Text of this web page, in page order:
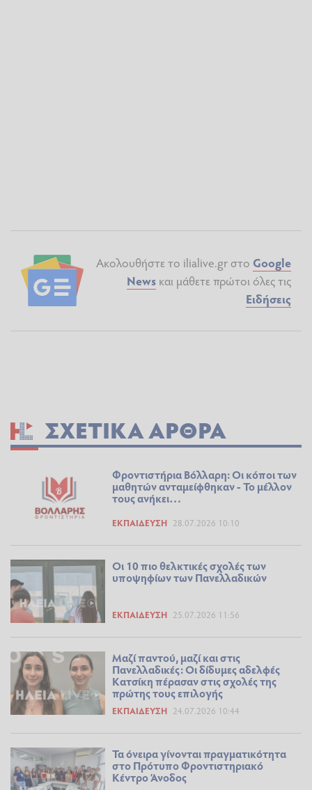
Ακολουθήστε το ilialive.gr στο Google
News και μάθετε πρώτοι όλες τις
Ειδήσεις
ΣΧΕΤΙΚΆ ΆΡΘΡΑ
Φροντιστήρια Βόλλαρη: Οι κόποι των
μαθητών ανταμείφθηκαν - Το μέλλον
τους ανήκει…
ΕΚΠΑΊΔΕΥΣΗ 28.07.2026 10:10
Οι 10 πιο θελκτικές σχολές των
υποψηφίων των Πανελλαδικών
ΕΚΠΑΊΔΕΥΣΗ 25.07.2026 11:56
Μαζί παντού, μαζί και στις
Πανελλαδικές: Οι δίδυμες αδελφές
Κατσίκη πέρασαν στις σχολές της
πρώτης τους επιλογής
ΕΚΠΑΊΔΕΥΣΗ 24.07.2026 10:44
Τα όνειρα γίνονται πραγματικότητα
στο Πρότυπο Φροντιστηριακό
Κέντρο Άνοδος